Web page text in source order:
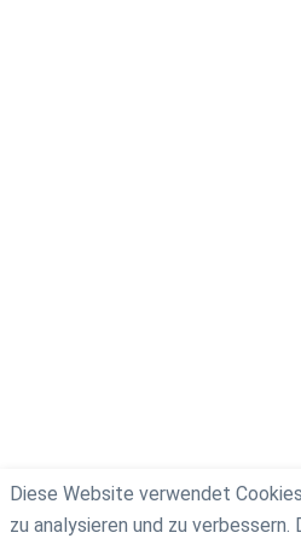
Diese Website verwendet
zu analysieren und zu verbessern.